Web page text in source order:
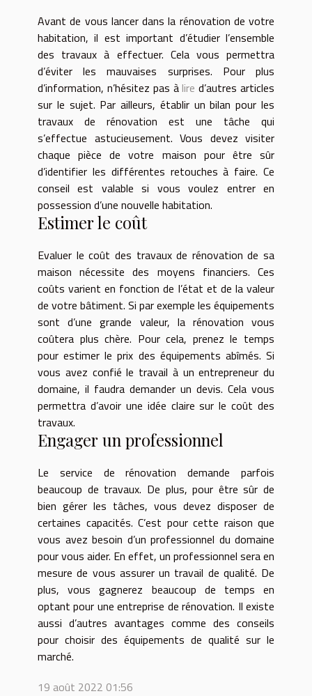
Avant de vous lancer dans la rénovation de votre
habitation, il est important d’étudier l’ensemble
des travaux à effectuer. Cela vous permettra
d’éviter les mauvaises surprises. Pour plus
d’information, n’hésitez pas à lire d’autres articles
sur le sujet. Par ailleurs, établir un bilan pour les
travaux de rénovation est une tâche qui
s’effectue astucieusement. Vous devez visiter
chaque pièce de votre maison pour être sûr
d’identifier les différentes retouches à faire. Ce
conseil est valable si vous voulez entrer en
possession d’une nouvelle habitation.
Estimer le coût
Evaluer le coût des travaux de rénovation de sa
maison nécessite des moyens financiers. Ces
coûts varient en fonction de l’état et de la valeur
de votre bâtiment. Si par exemple les équipements
sont d’une grande valeur, la rénovation vous
coûtera plus chère. Pour cela, prenez le temps
pour estimer le prix des équipements abîmés. Si
vous avez confié le travail à un entrepreneur du
domaine, il faudra demander un devis. Cela vous
permettra d’avoir une idée claire sur le coût des
travaux.
Engager un professionnel
Le service de rénovation demande parfois
beaucoup de travaux. De plus, pour être sûr de
bien gérer les tâches, vous devez disposer de
certaines capacités. C’est pour cette raison que
vous avez besoin d’un professionnel du domaine
pour vous aider. En effet, un professionnel sera en
mesure de vous assurer un travail de qualité. De
plus, vous gagnerez beaucoup de temps en
optant pour une entreprise de rénovation. Il existe
aussi d’autres avantages comme des conseils
pour choisir des équipements de qualité sur le
marché.
19 août 2022 01:56